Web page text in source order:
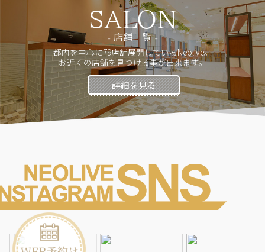
SALON
店舗一覧
都内を中心に79店舗展開しているNeolive。
お近くの店舗を見つける事が出来ます。
詳細を見る